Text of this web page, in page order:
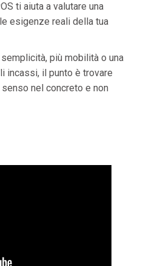
ti aiuta a valutare una
esigenze reali della tua
più mobilità o una
incassi, il punto è trovare
nel concreto e non